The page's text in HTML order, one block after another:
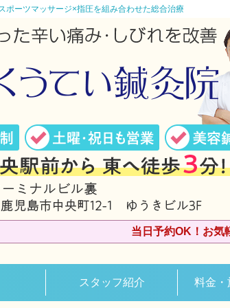
ポーツマッサージ×指圧を組み合わせた総合治療
当日予約OK！お気
スタッフ紹介 料金・